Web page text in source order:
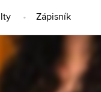
Zápisník